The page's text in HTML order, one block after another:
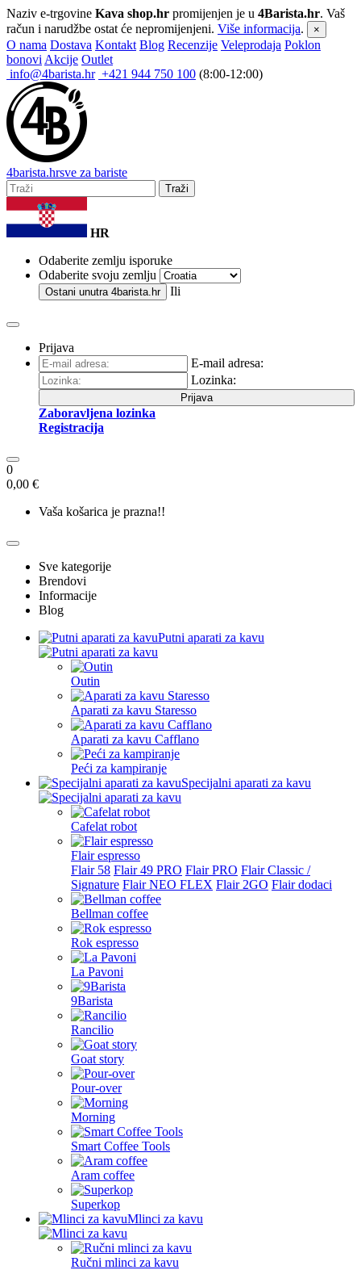
Naziv e-trgovine Kava shop.hr promijenjen je u 4Barista.hr. Vaš
račun i narudžbe ostat će nepromijenjeni. Više informacija. ×
O nama Dostava Kontakt Blog Recenzije Veleprodaja Poklon
bonovi Akcije Outlet
info@4barista.hr +421 944 750 100 (8:00-12:00)
4barista.hrsve za bariste
Traži
HR
Odaberite zemlju isporuke
Odaberite svoju zemlju
Ostani unutra 4barista.hr Ili
Prijava
E-mail adresa:
Lozinka:
Prijava
Zaboravljena lozinka
Registracija
0
0,00 €
Vaša košarica je prazna!!
Sve kategorije
Brendovi
Informacije
Blog
Putni aparati za kavu
Outin
Aparati za kavu Staresso
Aparati za kavu Cafflano
Peći za kampiranje
Specijalni aparati za kavu
Cafelat robot
Flair espresso
Flair 58 Flair 49 PRO Flair PRO Flair Classic /
Signature Flair NEO FLEX Flair 2GO Flair dodaci
Bellman coffee
Rok espresso
La Pavoni
9Barista
Rancilio
Goat story
Pour-over
Morning
Smart Coffee Tools
Aram coffee
Superkop
Mlinci za kavu
Ručni mlinci za kavu